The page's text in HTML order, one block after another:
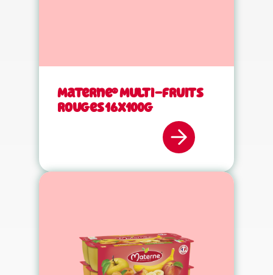
Materne® Multi-fruits
rouges 16x100g